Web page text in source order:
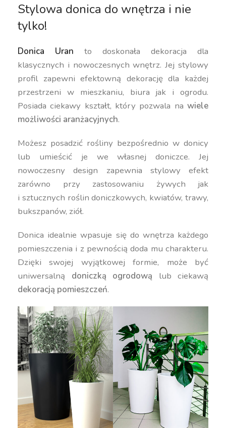
Stylowa donica do wnętrza i nie
tylko!
Donica Uranto doskonała dekoracja dla
klasycznych i nowoczesnych wnętrz. Jej stylowy
profil zapewni efektowną dekorację dla każdej
przestrzeni w mieszkaniu, biura jak i ogrodu.
Posiada ciekawy kształt, który pozwala na wiele
możliwości aranżacyjnych.
Możesz posadzić rośliny bezpośrednio w donicy
lub umieścić je we własnej doniczce. Jej
nowoczesny design zapewnia stylowy efekt
zarówno przy zastosowaniu żywych jak
i sztucznych roślin doniczkowych, kwiatów, trawy,
bukszpanów, ziół.
Donica idealnie wpasuje się do wnętrza każdego
pomieszczenia i z pewnością doda mu charakteru.
Dzięki swojej wyjątkowej formie, może być
uniwersalną doniczką ogrodową lub ciekawą
dekoracją pomieszczeń.